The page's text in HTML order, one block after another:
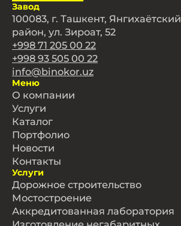
Завод
100083, г. Ташкент, Янгихаётский
район, ул. Зироат, 52
+998 71 205 00 22
+998 93 505 00 22
info@binokor.uz
Меню
О компании
Услуги
Каталог
Портфолио
Новости
Контакты
Услуги
Дорожное строительство
Мостостроение
Аккредитованная лаборатория